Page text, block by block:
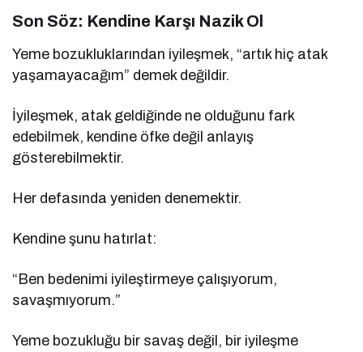
Son Söz: Kendine Karşı Nazik Ol
Yeme bozukluklarından iyileşmek, “artık hiç atak
yaşamayacağım” demek değildir.
İyileşmek, atak geldiğinde ne olduğunu fark
edebilmek, kendine öfke değil anlayış
gösterebilmektir.
Her defasında yeniden denemektir.
Kendine şunu hatırlat:
“Ben bedenimi iyileştirmeye çalışıyorum,
savaşmıyorum.”
Yeme bozukluğu bir savaş değil, bir iyileşme